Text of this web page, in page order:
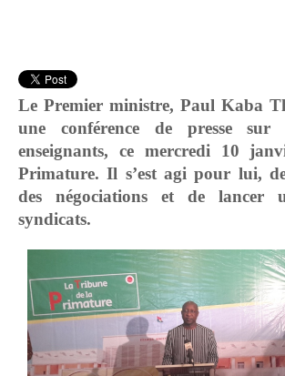
Le Premier ministre, Paul Kaba
une conférence de presse
enseignants, ce mercredi 10
Primature. Il s’est agi pour lui,
des négociations et de lancer
syndicats.